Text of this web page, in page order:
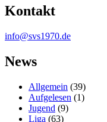
Kontakt
info@svs1970.de
News
Allgemein (39)
Aufgelesen (1)
Jugend (9)
Liga (63)